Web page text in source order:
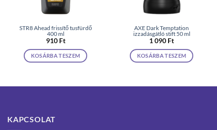
STR8 Ahead frissítő tusfürdő
400 ml
910 Ft
KOSÁRBA TESZEM
AXE Dark Temptation
izzadásgátló stift 50 ml
1 090 Ft
KOSÁRBA TESZEM
KAPCSOLAT